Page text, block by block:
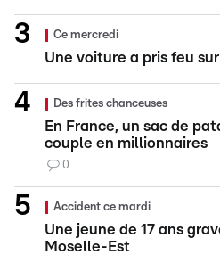
Ce mercredi
Une voiture a pris feu
Des frites chanceuses
En France, un sac de
couple en millionnaires
0
Accident ce mardi
Une jeune de 17 ans
Moselle-Est